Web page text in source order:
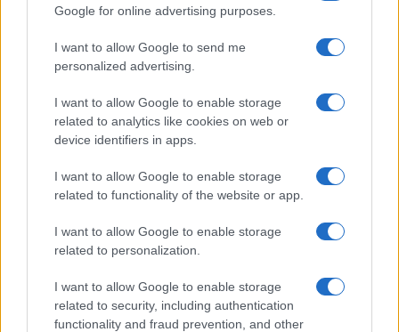
Google for online advertising purposes.
I want to allow Google to send me
personalized advertising.
I want to allow Google to enable storage
related to analytics like cookies on web or
device identifiers in apps.
I want to allow Google to enable storage
related to functionality of the website or app.
I want to allow Google to enable storage
related to personalization.
I want to allow Google to enable storage
related to security, including authentication
functionality and fraud prevention, and other
Descubre los secretos de los postres tradicionales
más irresistibles
Andrés Navarro · 9 Ago 2026
MÁS LEÍDOS
Día mundial de la tarta de queso 2026: recetas y
Dominar las bases de los postres: cremas, siropes y
texturas